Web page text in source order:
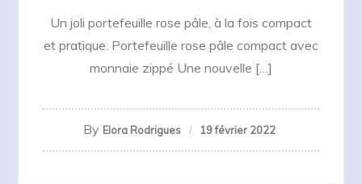
Un joli portefeuille rose pâle, à la fois compact
et pratique. Portefeuille rose pâle compact avec
monnaie zippé Une nouvelle […]
By Elora Rodrigues 19 février 2022